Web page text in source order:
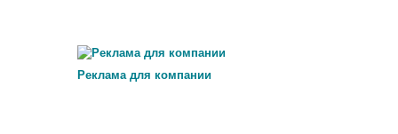
Реклама для компании